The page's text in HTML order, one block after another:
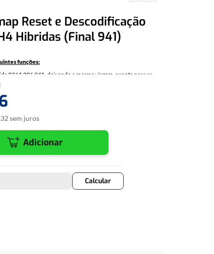
Reset e Descodificação
Hibridas (Final 941)
funções:
0261 206 941, deixando a mesma virgem, pronta para se
Fiat Híbrida 0 261 206 941. A descodificação da ECU
seu sistema de imbilizador interno, de forma que a mesma
de transponders, funcionando somente com a chave
de ECU Fiat Híbrida para identificar o modelo correto de
Ano
1999 a 2002
32 sem juros
Adicionar